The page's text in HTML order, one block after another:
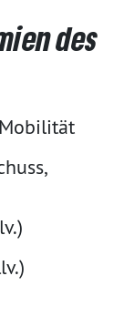
des